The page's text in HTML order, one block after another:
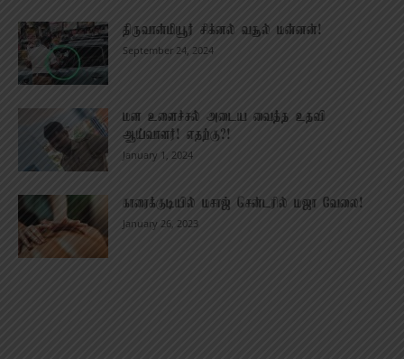
திருவான்மியூர் சிக்னல் வசூல் மன்னன்!
September 24, 2024
மன உளைச்சல் அடைய வைத்த உதவி
ஆய்வாளர்! எதற்கு?!
January 1, 2024
காரைக்குடியில் மசாஜ் சென்டரில் மஜா வேலை!
January 26, 2023